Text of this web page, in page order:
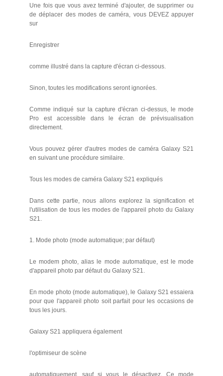
Une fois que vous avez terminé d'ajouter, de supprimer ou
de déplacer des modes de caméra, vous DEVEZ appuyer
sur
Enregistrer
comme illustré dans la capture d'écran ci-dessous.
Sinon, toutes les modifications seront ignorées.
Comme indiqué sur la capture d'écran ci-dessus, le mode
Pro est accessible dans le écran de prévisualisation
directement.
Vous pouvez gérer d'autres modes de caméra Galaxy S21
en suivant une procédure similaire.
Tous les modes de caméra Galaxy S21 expliqués
Dans cette partie, nous allons explorez la signification et
l'utilisation de tous les modes de l'appareil photo du Galaxy
S21.
1. Mode photo (mode automatique; par défaut)
Le modem photo, alias le mode automatique, est le mode
d'appareil photo par défaut du Galaxy S21.
En mode photo (mode automatique), le Galaxy S21 essaiera
pour que l'appareil photo soit parfait pour les occasions de
tous les jours.
Galaxy S21 appliquera également
l'optimiseur de scène
automatiquement, sauf si vous le désactivez. Ce mode